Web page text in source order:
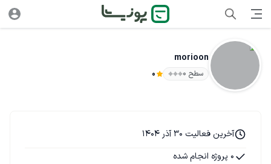
morioon
سطح ۰ 0
آخرین فعالیت 30 آذر 1404
0 پروژه انجام شده